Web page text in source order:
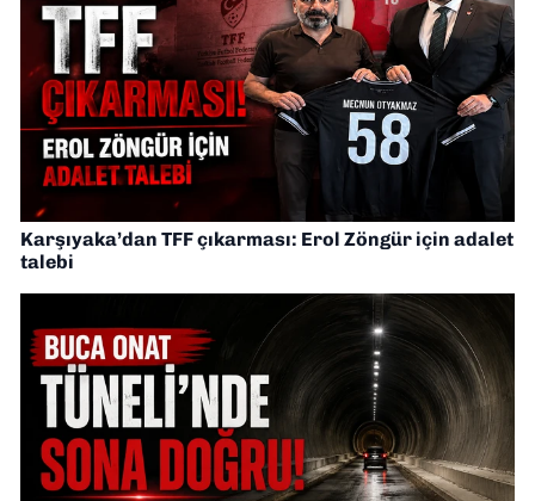
Karşıyaka’dan TFF çıkarması: Erol Zöngür için adalet
talebi